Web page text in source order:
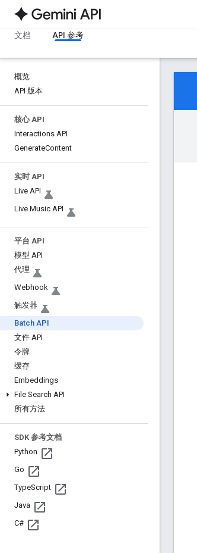
文档 API 参考
概览
API 版本
核心 API
Interactions API
GenerateContent
实时 API
Live API
Live Music API
平台 API
模型 API
代理
Webhook
触发器
Batch API
文件 API
令牌
缓存
Embeddings
File Search API
所有方法
SDK 参考文档
Python
Go
TypeScript
Java
C#